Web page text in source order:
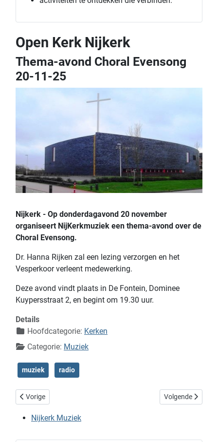
Open Kerk Nijkerk
Thema-avond Choral Evensong
20-11-25
Nijkerk - Op donderdagavond 20 november
organiseert NijKerkmuziek een thema-avond over de
Choral Evensong.
Dr. Hanna Rijken zal een lezing verzorgen en het
Vesperkoor verleent medewerking.
Deze avond vindt plaats in De Fontein, Dominee
Kuypersstraat 2, en begint om 19.30 uur.
Details
Hoofdcategorie: Kerken
Categorie: Muziek
muziek radio
Vorig artikel: Mannenzang 27 september in Grote Kerk van Nijkerk.
Vorige Volgende artikel:
Volgende
Nijkerk Muziek